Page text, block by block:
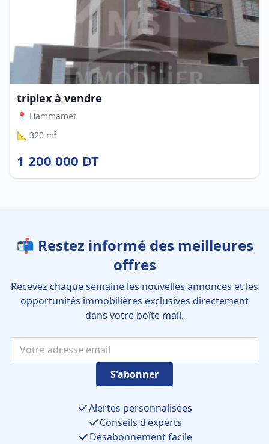
triplex à vendre
📍 Hammamet
📐 320 m²
1 200 000 DT
📬 Restez informé des meilleures
offres
Recevez chaque semaine les nouvelles annonces et les
opportunités immobilières exclusives directement
dans votre boîte mail.
S'abonner
Alertes personnalisées
Conseils d'experts
Désabonnement facile